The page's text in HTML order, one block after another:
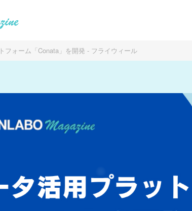
フォーム「Conata」を開発 - フライウィール